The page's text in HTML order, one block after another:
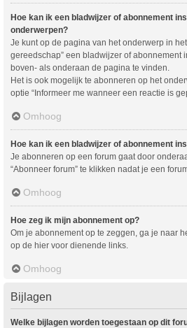
Hoe kan ik een bladwijzer of abonnement
onderwerpen?
Je kunt op de pagina van het onderwerp in
gereedschap” een bladwijzer of abonnement
boven- als onderaan de pagina te vinden.
Het is ook mogelijk te abonneren op het
optie “Informeer me wanneer een reactie is
Omhoog
Hoe kan ik een bladwijzer of abonnement
Je abonneren op een forum gaat door
“Abonneer forum” te klikken nadat je een
Omhoog
Hoe zeg ik mijn abonnement op?
Om je abonnement op te zeggen, ga je naar
op de hier voor dienende links.
Omhoog
Bijlagen
Welke bijlagen worden toegestaan op dit